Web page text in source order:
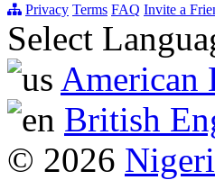
Privacy Terms FAQ Invite a
Select
American
British
© 2026